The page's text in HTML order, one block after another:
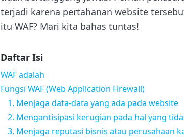
terjadi karena pertahanan website
itu WAF? Mari kita bahas tuntas!
Daftar Isi
WAF adalah
Fungsi WAF (Web Application Firewall)
1. Menjaga data-data yang ada pada website
2. Mengantisipasi kerugian pada hal yang
3. Menjaga reputasi bisnis atau perusahaan